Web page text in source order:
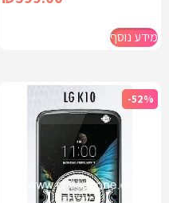
מידע נוסף
-52%